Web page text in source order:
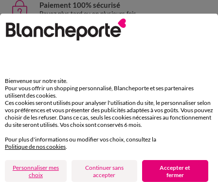
Paiement 100% sécurisé
Payez plus tard ou en plusieurs fois
Livraison express
sous 30 jours avec Mondial Relay uniquement
Service clients
par chat et par téléphone
de 8h00 à 20h00 du lundi au samedi
en vous inscrivant à la newsletter
Bienvenue sur notre site.
Pour vous offrir un shopping personnalisé, Blancheporte et ses partenaires
utilisent des cookies.
Ces cookies seront utilisés pour analyser l'utilisation du site, le personnaliser selon
vos préférences et vous présenter des publicités adaptées à vos goûts. Vous pouvez
choisir de les refuser. Dans ce cas, seuls les cookies nécessaires au fonctionnement
du site seront utilisés. Vos choix sont conservés 6 mois.
Pour plus d'informations ou modifier vos choix, consultez la
Politique de nos cookies.
Personnaliser mes
choix
Continuer sans
accepter
Accepter et
fermer